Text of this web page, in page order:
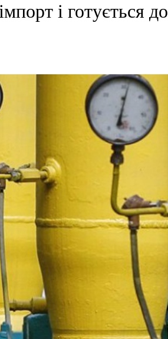
і готується до